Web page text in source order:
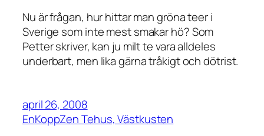
Nu är frågan, hur hittar man gröna teer i
Sverige som inte mest smakar hö? Som
Petter skriver, kan ju milt te vara alldeles
underbart, men lika gärna tråkigt och dötrist.
april 26, 2008
EnKoppZen Tehus, Västkusten